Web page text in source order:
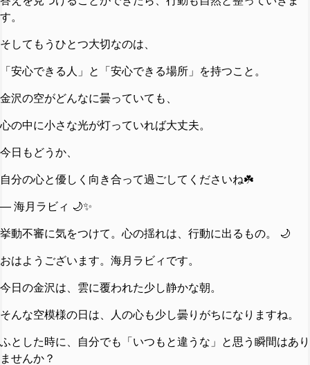
す。
そしてもうひとつ大切なのは、
「安心できる人」と「安心できる場所」を持つこと。
金沢の空がどんなに曇っていても、
心の中に小さな光が灯っていれば大丈夫。
今日もどうか、
自分の心と優しく向き合って過ごしてくださいね☘️
— 海月ラビィ 🌙✨
挙動不審に気をつけて。心の揺れは、行動に出るもの。 🌙
おはようございます。海月ラビィです。
今日の金沢は、雲に覆われた少し静かな朝。
そんな空模様の日は、人の心も少し曇りがちになりますね。
ふとした時に、自分でも「いつもと違うな」と思う瞬間はあり
ませんか？